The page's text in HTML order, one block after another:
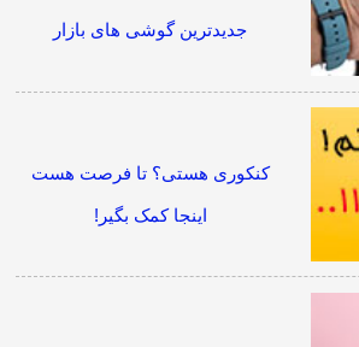
جدیدترین گوشی های بازار
کنکوری هستی؟ تا فرصت هست
اینجا کمک بگیر!